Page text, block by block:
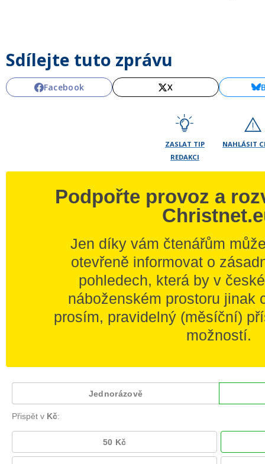
Sdílejte tuto zprávu
Facebook X
ZASLAT TIP
REDAKCI
NAHLÁSIT